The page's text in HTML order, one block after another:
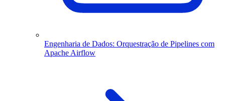
Engenharia de Dados: Orquestração de Pipelines com
Apache Airflow